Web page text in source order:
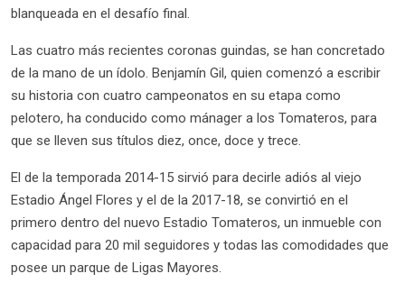
blanqueada en el desafío final.
Las cuatro más recientes coronas guindas, se han concretado
de la mano de un ídolo. Benjamín Gil, quien comenzó a escribir
su historia con cuatro campeonatos en su etapa como
pelotero, ha conducido como mánager a los Tomateros, para
que se lleven sus títulos diez, once, doce y trece.
El de la temporada 2014-15 sirvió para decirle adiós al viejo
Estadio Ángel Flores y el de la 2017-18, se convirtió en el
primero dentro del nuevo Estadio Tomateros, un inmueble con
capacidad para 20 mil seguidores y todas las comodidades que
posee un parque de Ligas Mayores.